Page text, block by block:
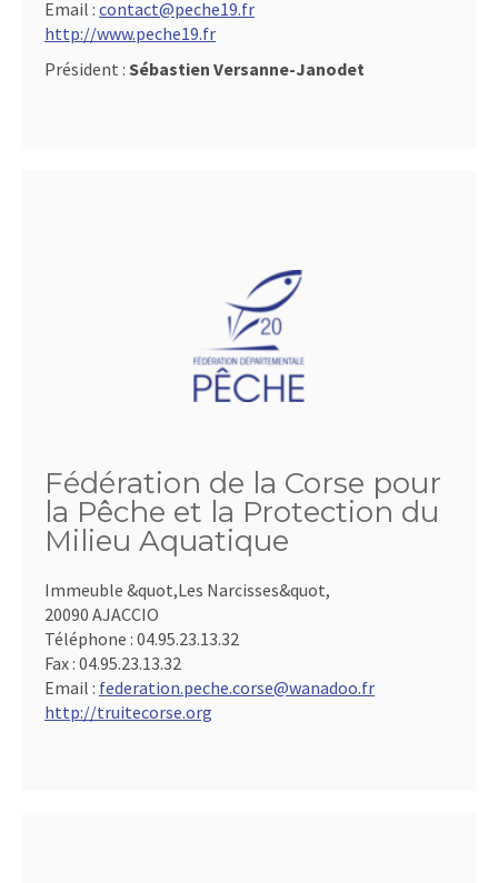
Email : contact@peche19.fr
http://www.peche19.fr
Président : Sébastien Versanne-Janodet
Fédération de la Corse pour
la Pêche et la Protection du
Milieu Aquatique
Immeuble &quot,Les Narcisses&quot,
20090 AJACCIO
Téléphone : 04.95.23.13.32
Fax : 04.95.23.13.32
Email : federation.peche.corse@wanadoo.fr
http://truitecorse.org